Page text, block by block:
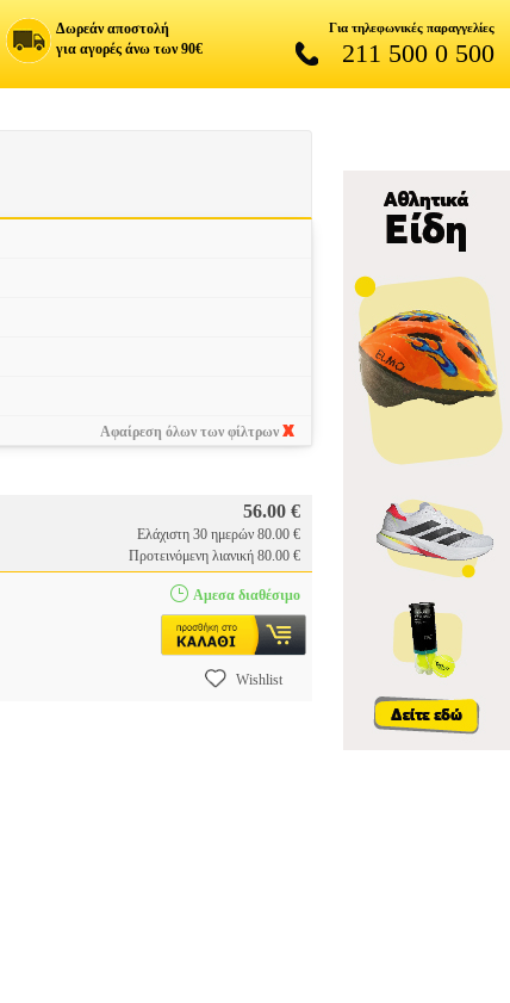
Δωρεάν αποστολή
για αγορές άνω των 90€
Για τηλεφωνικές παραγγελίες
211 500 0 500
Αφαίρεση όλων των φίλτρων
56.00 €
Ελάχιστη 30 ημερών 80.00 €
Προτεινόμενη λιανική 80.00 €
Αμεσα διαθέσιμο
Wishlist